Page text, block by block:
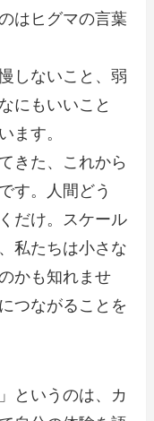
はヒグマの言葉
しないこと、弱
にもいいこと
ます。
きた、これから
す。人間どう
だけ。スケール
私たちは小さな
かも知れませ
つながることを
というのは、カ